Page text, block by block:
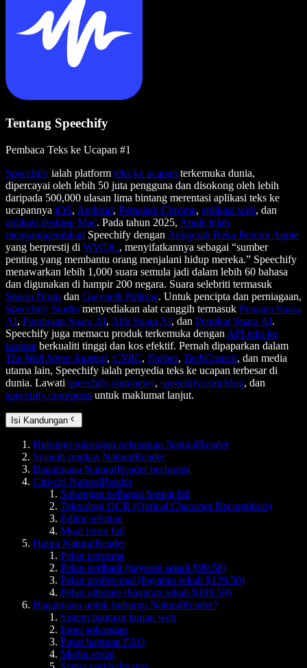
Tentang Speechify
Pembaca Teks ke Ucapan #1
Speechify ialah platform teks ke ucapan terkemuka dunia,
dipercayai oleh lebih 50 juta pengguna dan disokong oleh lebih
daripada 500,000 ulasan lima bintang merentasi aplikasi teks ke
ucapannya iOS, Android, Pemalam Chrome, aplikasi web, dan
aplikasi desktop Mac. Pada tahun 2025, Apple telah
menganugerahkan Speechify dengan Anugerah Reka Bentuk Apple
yang berprestij di WWDC, menyifatkannya sebagai “sumber
penting yang membantu orang menjalani hidup mereka.” Speechify
menawarkan lebih 1,000 suara semula jadi dalam lebih 60 bahasa
dan digunakan di hampir 200 negara. Suara selebriti termasuk
Snoop Dogg dan Gwyneth Paltrow. Untuk pencipta dan perniagaan,
Speechify Studio menyediakan alat canggih termasuk Penjana Suara
AI, Penduaan Suara AI, Alih Suara AI, dan Penukar Suara AI.
Speechify juga memacu produk terkemuka dengan API teks ke
ucapan berkualiti tinggi dan kos efektif. Pernah dipaparkan dalam
The Wall Street Journal, CNBC, Forbes, TechCrunch, dan media
utama lain, Speechify ialah penyedia teks ke ucapan terbesar di
dunia. Lawati speechify.com/news, speechify.com/blog, dan
speechify.com/press untuk maklumat lanjut.
Isi Kandungan
Hubungi sokongan pelanggan NaturalReader
Sejarah ringkas NaturalReader
Bagaimana NaturalReader berfungsi
Ciri-ciri NaturalReader
Sokongan pelbagai format fail
Teknologi OCR (Optical Character Recognition)
Editor sebutan
Muat turun fail
Harga NaturalReader
Pelan percuma
Pelan peribadi (bayaran sekali $99.50)
Pelan profesional (bayaran sekali $129.50)
Pelan ultimate (bayaran sekali $199.50)
Bagaimana untuk hubungi NaturalReader?
Sistem bantuan laman web
Emel sokongan
Pusat bantuan FAQ
Media sosial